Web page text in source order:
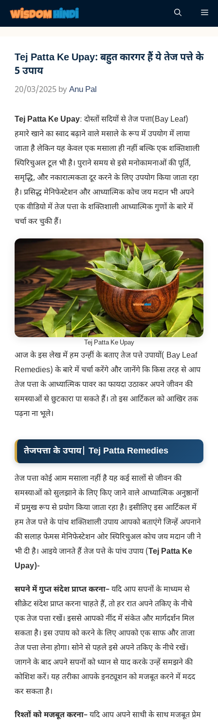
content
Tej Patta Ke Upay: बहुत कारगर हैं ये तेज पत्ते के
5 उपाय
20/03/2025 byAnu Pal
Tej Patta Ke Upay: दोस्तों सदियों से तेज पत्ता(Bay Leaf)
हमारे खाने का स्वाद बढ़ाने वाले मसाले के रूप में उपयोग में लाया
जाता है लेकिन यह केवल एक मसाला ही नहीं बल्कि एक शक्तिशाली
स्पिरिचुअल टूल भी है। पुराने समय से इसे मनोकामनाओं की पूर्ति,
समृद्धि, और नकारात्मकता दूर करने के लिए उपयोग किया जाता रहा
है। प्रसिद्ध मेनिफेस्टेशन और आध्यात्मिक कोच जय मदान भी अपने
एक वीडियो में तेज पत्ता के शक्तिशाली आध्यात्मिक गुणों के बारे में
चर्चा कर चुकी हैं।
Tej Patta Ke Upay
आज के इस लेख में हम उन्हीं के बताए तेज पत्ते उपायों( Bay Leaf
Remedies) के बारे में चर्चा करेंगे और जानेंगे कि किस तरह से आप
तेज पत्ता के आध्यात्मिक पावर का फायदा उठाकर अपने जीवन की
समस्याओं से छुटकारा पा सकते हैं। तो इस आर्टिकल को आखिर तक
पढ़ना ना भूले।
तेजपत्ता के उपाय| Tej Patta Remedies
तेज पत्ता कोई आम मसाला नहीं है यह कई सालों से जीवन की
समस्याओं को सुलझाने के लिए किए जाने वाले आध्यात्मिक अनुष्ठानों
में प्रमुख रूप से प्रयोग किया जाता रहा है। इसीलिए इस आर्टिकल में
हम तेज पत्ते के पांच शक्तिशाली उपाय आपको बताएंगे जिन्हें अपनाने
की सलाह फेमस मेनिफेस्टेशन ओर स्पिरिचुअल कोच जय मदान जी ने
भी दी है। आइये जानते हैं तेज पत्ते के पांच उपाय (Tej Patta Ke
Upay)-
सपने में गुप्त संदेश प्राप्त करना– यदि आप सपनों के माध्यम से
सीक्रेट संदेश प्राप्त करना चाहते हैं, तो हर रात अपने तकिए के नीचे
एक तेज पत्ता रखें। इससे आपको नींद में संकेत और मार्गदर्शन मिल
सकता है। इस उपाय को करने के लिए आपको एक साफ और ताजा
तेज पत्ता लेना होगा। सोने से पहले इसे अपने तकिए के नीचे रखें।
जागने के बाद अपने सपनों को ध्यान से याद करके उन्हें समझने की
कोशिश करें। यह तरीका आपके इनट्यूशन को मजबूत करने में मदद
कर सकता है।
रिश्तों को मजबूत करना– यदि आप अपने साथी के साथ मजबूत प्रेम